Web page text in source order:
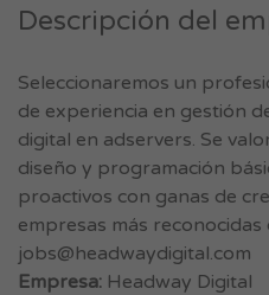
Descripción del
Seleccionaremos un
de experiencia en gestión
digital en adservers. Se
diseño y programación
proactivos con ganas de
empresas más reconocidas
jobs@headwaydigital.com
Empresa: Headway Digital